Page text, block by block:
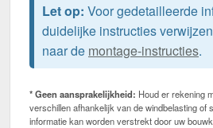
Let op: Voor gedetailleerde
duidelijke instructies
naar de montage-instructies.
* Geen aansprakelijkheid: Houd er rekening
verschillen afhankelijk van de windbelasting of
informatie kan worden verstrekt door uw